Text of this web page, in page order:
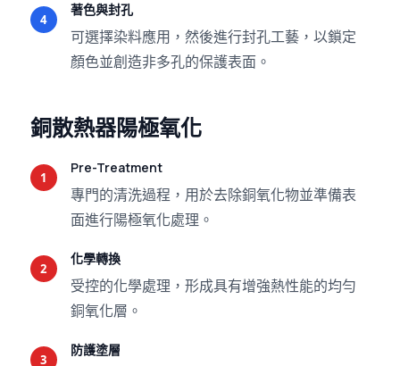
4
著色與封孔
可選擇染料應用，然後進行封孔工藝，以鎖定
顏色並創造非多孔的保護表面。
銅散熱器陽極氧化
1
Pre-Treatment
專門的清洗過程，用於去除銅氧化物並準備表
面進行陽極氧化處理。
2
化學轉換
受控的化學處理，形成具有增強熱性能的均勻
銅氧化層。
3
防護塗層